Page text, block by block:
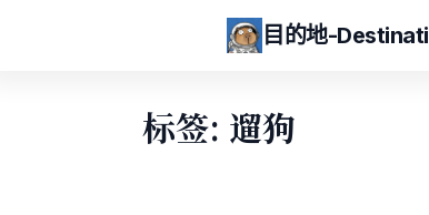
目的地-
标签: 遛狗